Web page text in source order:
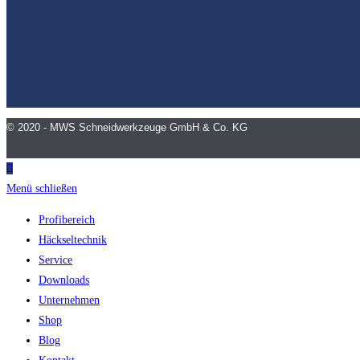
© 2020 - MWS Schneidwerkzeuge GmbH & Co. KG
Menü schließen
Profibereich
Häckseltechnik
Service
Downloads
Unternehmen
Shop
Blog